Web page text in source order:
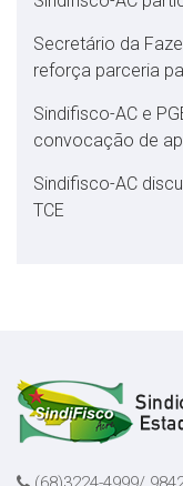
Secretário da
reforça parceria
Sindifisco-AC e
convocação de
Sindifisco-AC
TCE